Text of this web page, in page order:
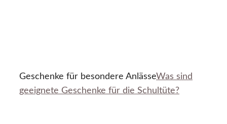
Geschenke für besondere AnlässeWas sind
geeignete Geschenke für die Schultüte?